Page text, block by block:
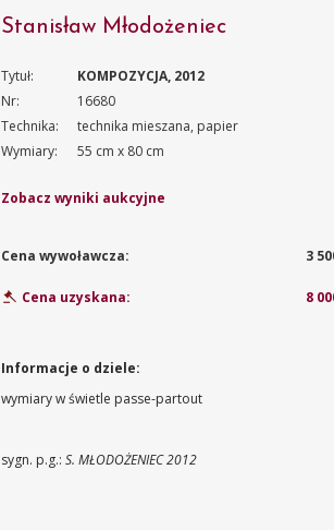
Stanisław Młodożeniec
Tytuł:
KOMPOZYCJA, 2012
Nr:
16680
Technika:
technika mieszana, papier
Wymiary:
55 cm x 80 cm
Zobacz wyniki aukcyjne
Cena wywoławcza: 3
Cena uzyskana: 8
Informacje o dziele:
wymiary w świetle passe-partout
sygn. p.g.: S. MŁODOŻENIEC 2012